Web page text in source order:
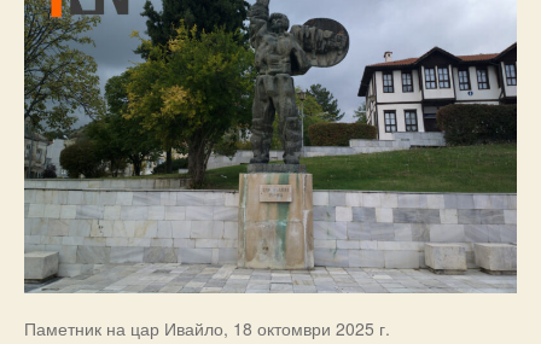
Паметник на цар Ивайло, 18 октомври 2025 г.